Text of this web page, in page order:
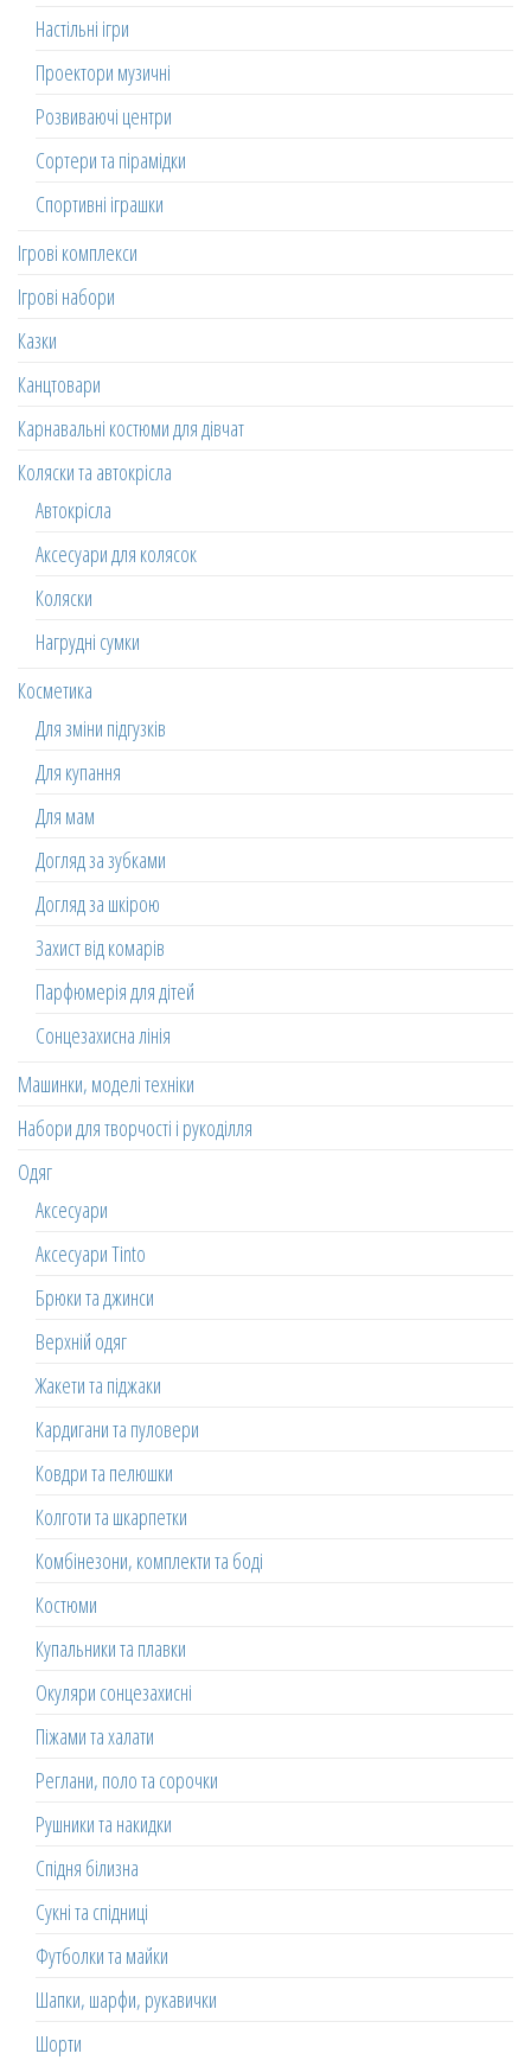
Настільні ігри
Проектори музичні
Розвиваючі центри
Сортери та пірамідки
Спортивні іграшки
Ігрові комплекси
Ігрові набори
Казки
Канцтовари
Карнавальні костюми для дівчат
Коляски та автокрісла
Автокрісла
Аксесуари для колясок
Коляски
Нагрудні сумки
Косметика
Для зміни підгузків
Для купання
Для мам
Догляд за зубками
Догляд за шкірою
Захист від комарів
Парфюмерія для дітей
Сонцезахисна лінія
Машинки, моделі техніки
Набори для творчості і рукоділля
Одяг
Аксесуари
Аксесуари Tinto
Брюки та джинси
Верхній одяг
Жакети та піджаки
Кардигани та пуловери
Ковдри та пелюшки
Колготи та шкарпетки
Комбінезони, комплекти та боді
Костюми
Купальники та плавки
Окуляри сонцезахисні
Піжами та халати
Реглани, поло та сорочки
Рушники та накидки
Спідня білизна
Сукні та спідниці
Футболки та майки
Шапки, шарфи, рукавички
Шорти